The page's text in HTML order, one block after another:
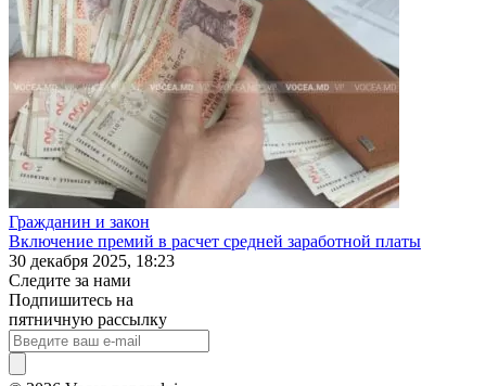
Гражданин и закон
Включение премий в расчет средней заработной платы
30 декабря 2025, 18:23
Следите за нами
Подпишитесь на
пятничную рассылку